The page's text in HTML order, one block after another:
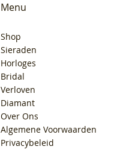
Menu
Shop
Sieraden
Horloges
Bridal
Verloven
Diamant
Over Ons
Algemene Voorwaarden
Privacybeleid